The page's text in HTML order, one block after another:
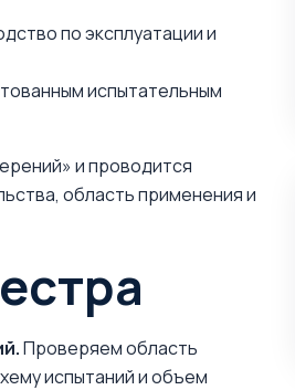
по эксплуатации и
испытательным
и проводится
область применения и
Проверяем область
испытаний и объем